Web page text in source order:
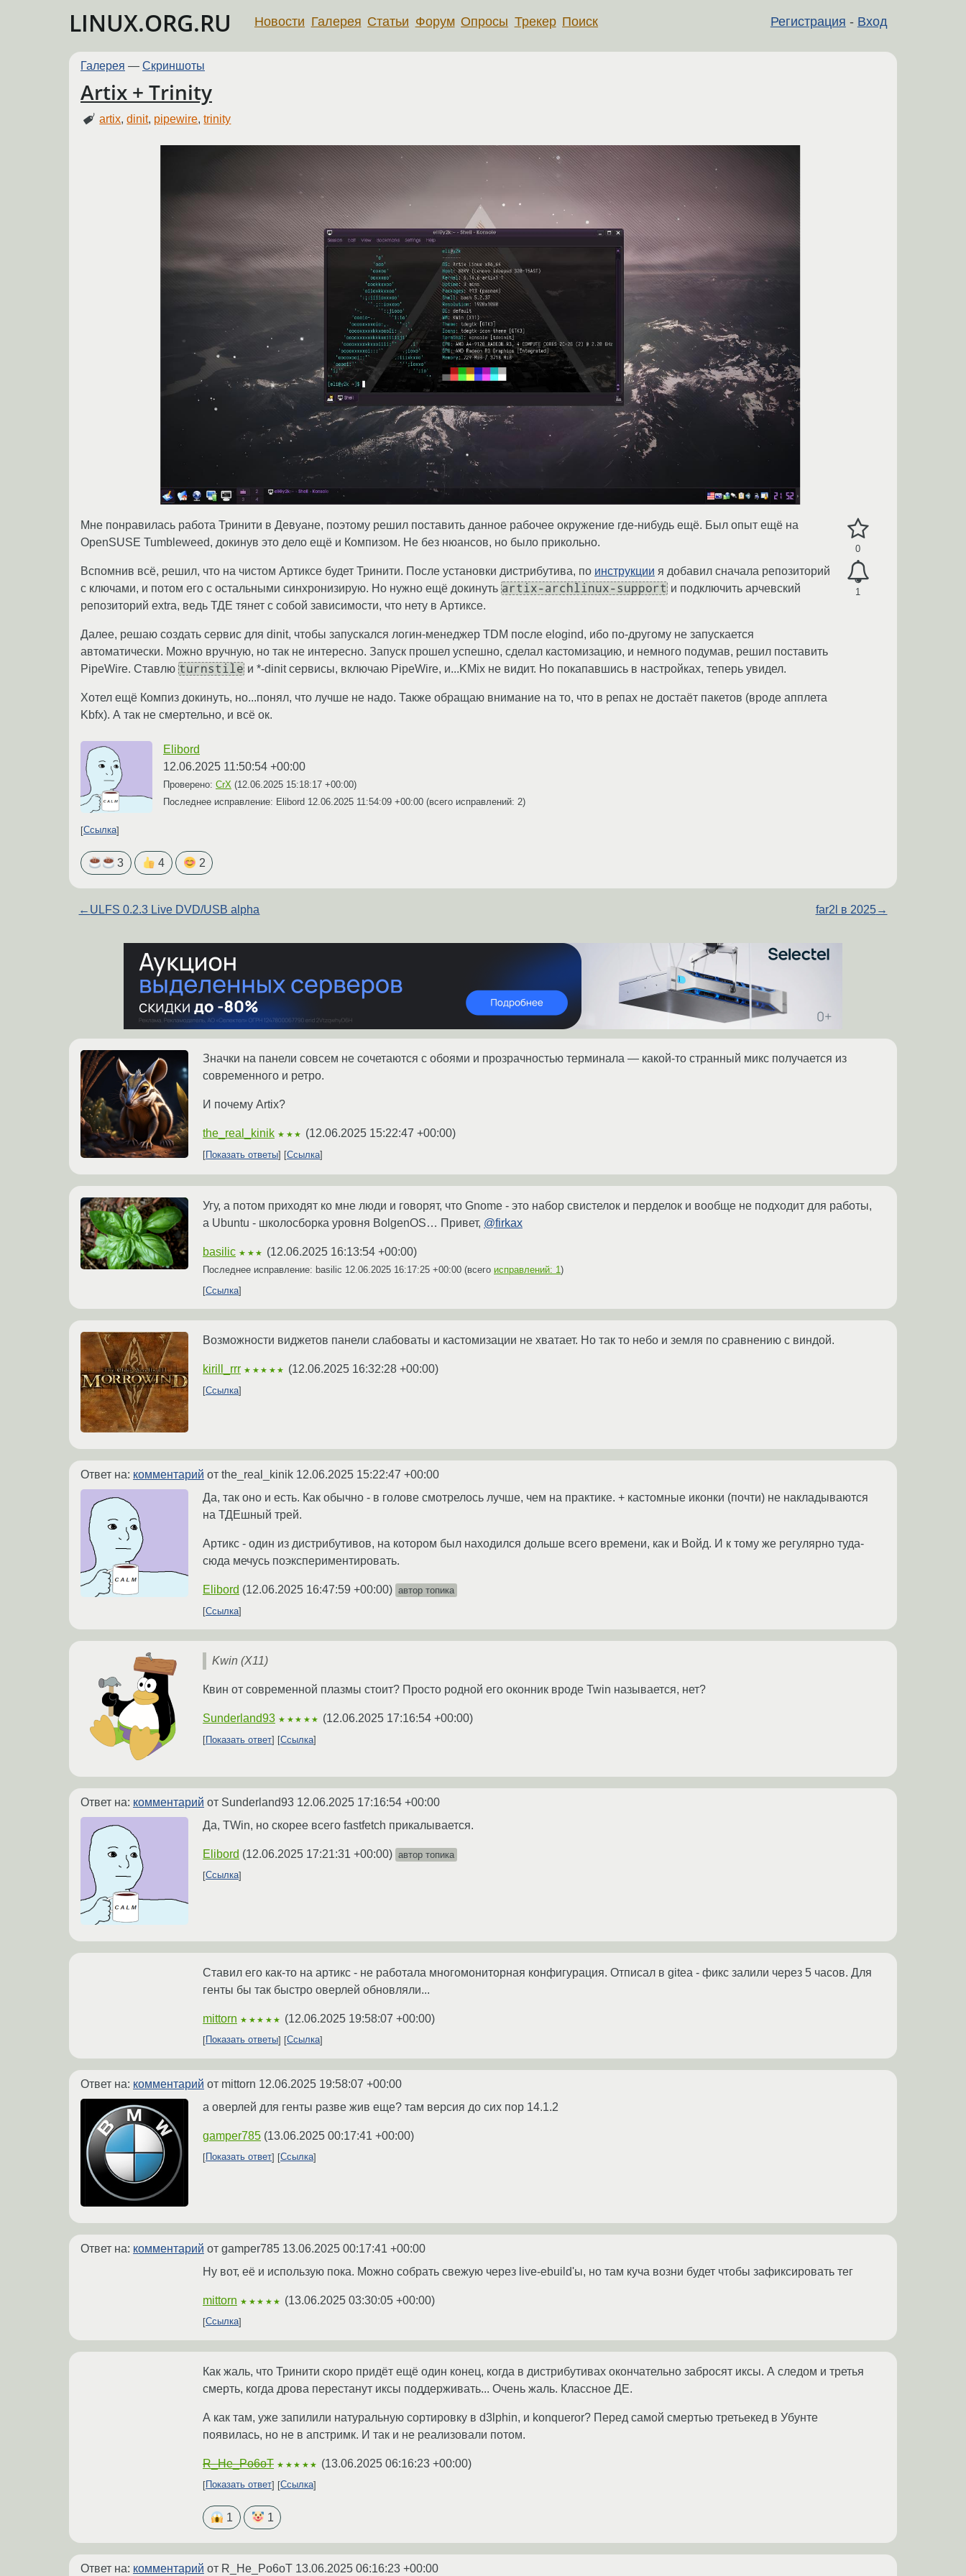
LINUX.ORG.RU Регистрация - Вход
Новости Галерея Статьи Форум Опросы Трекер Поиск
Галерея — Скриншоты
Artix + Trinity
artix,dinit, pipewire,trinity
0
1
Мне понравилась работа Тринити в Девуане, поэтому решил поставить данное рабочее окружение где-нибудь ещё. Был опыт ещё на
OpenSUSE Tumbleweed, докинув это дело ещё и Компизом. Не без нюансов, но было прикольно.
Вспомнив всё, решил, что на чистом Артиксе будет Тринити. После установки дистрибутива, по инструкции я добавил сначала репозиторий
с ключами, и потом его с остальными синхронизирую. Но нужно ещё докинуть artix-archlinux-support и подключить арчевский
репозиторий extra, ведь ТДЕ тянет с собой зависимости, что нету в Артиксе.
Далее, решаю создать сервис для dinit, чтобы запускался логин-менеджер TDM после elogind, ибо по-другому не запускается
автоматически. Можно вручную, но так не интересно. Запуск прошел успешно, сделал кастомизацию, и немного подумав, решил поставить
PipeWire. Ставлю turnstile и *-dinit сервисы, включаю PipeWire, и...KMix не видит. Но покапавшись в настройках, теперь увидел.
Хотел ещё Компиз докинуть, но...понял, что лучше не надо. Также обращаю внимание на то, что в репах не достаёт пакетов (вроде апплета
Kbfx). А так не смертельно, и всё ок.
Elibord
12.06.2025 11:50:54 +00:00
Проверено: CrX (12.06.2025 15:18:17 +00:00)
Последнее исправление: Elibord 12.06.2025 11:54:09 +00:00 (всего исправлений: 2)
Ссылка
3 4 2
← ULFS 0.2.3 Live DVD/USB alpha far2l в 2025→
Значки на панели совсем не сочетаются с обоями и прозрачностью терминала — какой-то странный микс получается из
современного и ретро.
И почему Artix?
the_real_kinik ★★★ (12.06.2025 15:22:47 +00:00)
Показать ответы Ссылка
Угу, а потом приходят ко мне люди и говорят, что Gnome - это набор свистелок и перделок и вообще не подходит для работы,
а Ubuntu - школосборка уровня BolgenOS… Привет, @firkax
basilic ★★★ (12.06.2025 16:13:54 +00:00)
Последнее исправление: basilic 12.06.2025 16:17:25 +00:00 (всего исправлений: 1)
Ссылка
Возможности виджетов панели слабоваты и кастомизации не хватает. Но так то небо и земля по сравнению с виндой.
kirill_rrr ★★★★★ (12.06.2025 16:32:28 +00:00)
Ссылка
Ответ на: комментарий от the_real_kinik 12.06.2025 15:22:47 +00:00
Да, так оно и есть. Как обычно - в голове смотрелось лучше, чем на практике. + кастомные иконки (почти) не накладываются
на ТДЕшный трей.
Артикс - один из дистрибутивов, на котором был находился дольше всего времени, как и Войд. И к тому же регулярно туда-
сюда мечусь поэкспериментировать.
Elibord (12.06.2025 16:47:59 +00:00) автор топика
Ссылка
Kwin (X11)
Квин от современной плазмы стоит? Просто родной его оконник вроде Twin называется, нет?
Sunderland93 ★★★★★ (12.06.2025 17:16:54 +00:00)
Показать ответ Ссылка
Ответ на: комментарий от Sunderland93 12.06.2025 17:16:54 +00:00
Да, TWin, но скорее всего fastfetch прикалывается.
Elibord (12.06.2025 17:21:31 +00:00) автор топика
Ссылка
Ставил его как-то на артикс - не работала многомониторная конфигурация. Отписал в gitea - фикс залили через 5 часов. Для
генты бы так быстро оверлей обновляли...
mittorn ★★★★★ (12.06.2025 19:58:07 +00:00)
Показать ответы Ссылка
Ответ на: комментарий от mittorn 12.06.2025 19:58:07 +00:00
а оверлей для генты разве жив еще? там версия до сих пор 14.1.2
gamper785 (13.06.2025 00:17:41 +00:00)
Показать ответ Ссылка
Ответ на: комментарий от gamper785 13.06.2025 00:17:41 +00:00
Ну вот, её и использую пока. Можно собрать свежую через live-ebuild'ы, но там куча возни будет чтобы зафиксировать тег
mittorn ★★★★★ (13.06.2025 03:30:05 +00:00)
Ссылка
Как жаль, что Тринити скоро придёт ещё один конец, когда в дистрибутивах окончательно забросят иксы. А следом и третья
смерть, когда дрова перестанут иксы поддерживать... Очень жаль. Классное ДЕ.
А как там, уже запилили натуральную сортировку в d3lphin, и konqueror? Перед самой смертью третьекед в Убунте
появилась, но не в апстримк. И так и не реализовали потом.
R_He_Po6oT ★★★★★ (13.06.2025 06:16:23 +00:00)
Показать ответ Ссылка
1 1
Ответ на: комментарий от R_He_Po6oT 13.06.2025 06:16:23 +00:00